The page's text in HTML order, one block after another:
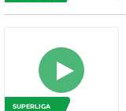
SUPERLIGA